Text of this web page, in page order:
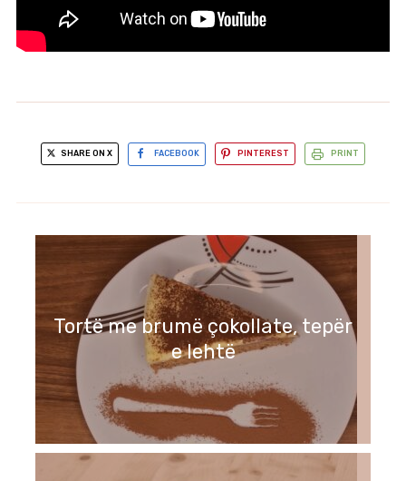
SHARE ON X FACEBOOK PINTEREST PRINT
Tortë me brumë çokollate, tepër
e lehtë